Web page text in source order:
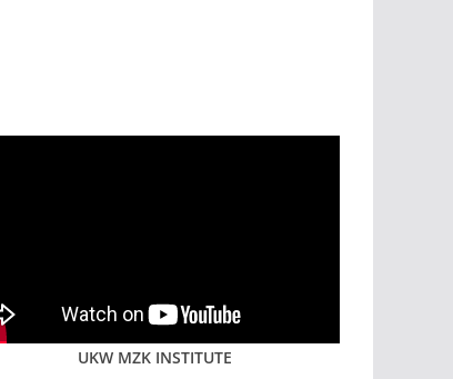
UKW MZK INSTITUTE